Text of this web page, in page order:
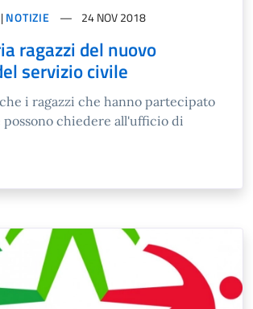
|NOTIZIE 24 NOV 2018
ragazzi del nuovo
servizio civile
i ragazzi che hanno partecipato
possono chiedere all'ufficio di